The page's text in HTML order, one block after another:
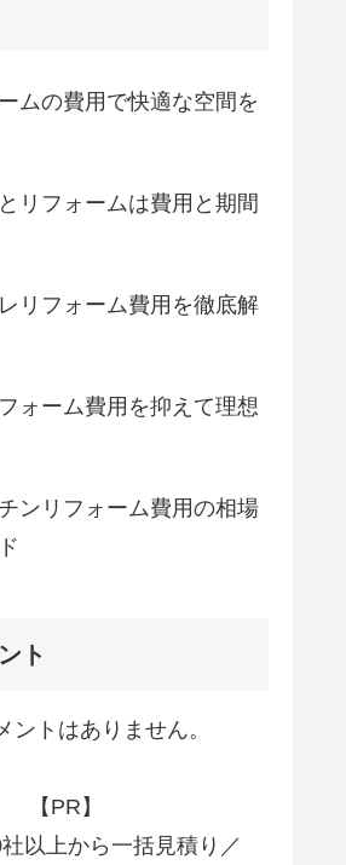
ムの費用で快適な空間を
リフォームは費用と期間
リフォーム費用を徹底解
ォーム費用を抑えて理想
ンリフォーム費用の相場
ト
ントはありません。
【PR】
以上から一括見積り／